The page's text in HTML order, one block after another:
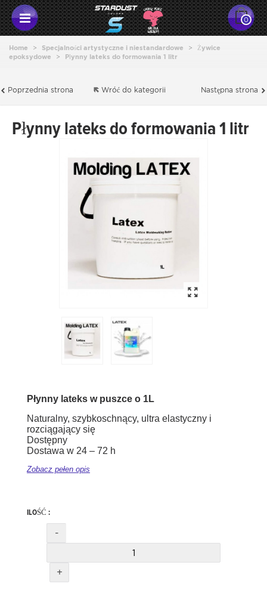
0
Home > Specjalności artystyczne i niestandardowe >
Żywice
epoksydowe
> Płynny lateks do formowania 1 litr
Poprzednia strona Następna strona
Wróć do kategorii
Płynny lateks do formowania 1 litr
Płynny lateks w puszce o 1L
Naturalny, szybkoschnący, ultra elastyczny i
rozciągający się
Dostępny
Dostawa w 24 – 72 h
Zobacz pełen opis
ILOŚĆ :
-
+